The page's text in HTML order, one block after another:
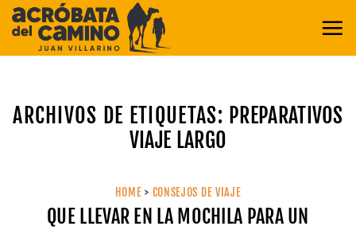
Saltar
contenido
ARCHIVOS DE ETIQUETAS: PREPARATIVOS
VIAJE LARGO
HOME > CONSEJOS DE VIAJE
QUE LLEVAR EN LA MOCHILA PARA UN